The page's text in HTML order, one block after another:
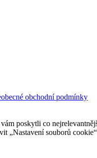
obchodní podmínky
poskytli co
„Nastavení souborů